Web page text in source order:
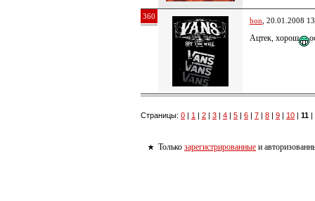
360 bon , 20.01.2008
Ацтек, хорош
Страницы: 0 | 1 | 2 | 3 | 4 | 5 | 6 | 7 | 8 | 9 | 10 | 11 |
Только зарегистрированные и